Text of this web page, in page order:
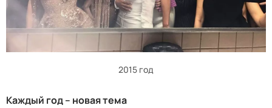
2015 год
Каждый год – новая тема